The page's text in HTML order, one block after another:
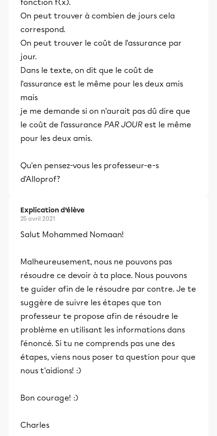
fonction f(x).
On peut trouver à combien de jours cela
correspond.
On peut trouver le coût de l'assurance par
jour.
Dans le texte, on dit que le coût de
l'assurance est le même pour les deux amis
mais
je me demande si on n'aurait pas dû dire que
le coût de l'assurance PAR JOUR est le même
pour les deux amis.
Qu'en pensez-vous les professeur-e-s
d'Alloprof?
Explication d’élève
25 avril 2021
Salut Mohammed Nomaan!
Malheureusement, nous ne pouvons pas
résoudre ce devoir à ta place. Nous pouvons
te guider afin de le résoudre par contre. Je te
suggère de suivre les étapes que ton
professeur te propose afin de résoudre le
problème en utilisant les informations dans
l'énoncé. Si tu ne comprends pas une des
étapes, viens nous poser ta question pour que
nous t'aidions! :)
Bon courage! :)
Charles